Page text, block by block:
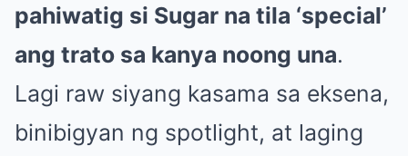
pahiwatig si Sugar na tila ‘special’
ang trato sa kanya noong una.
Lagi raw siyang kasama sa eksena,
binibigyan ng spotlight, at laging